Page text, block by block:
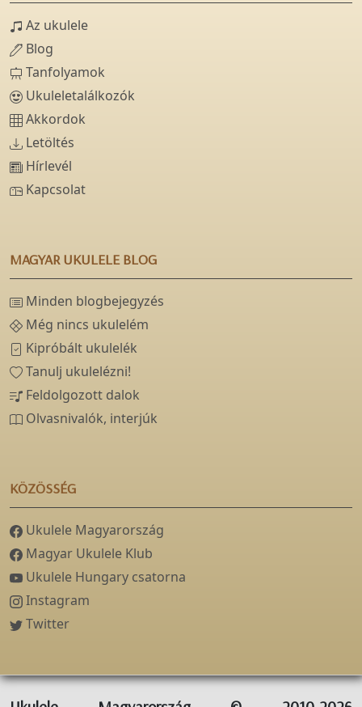
Az ukulele
Blog
Tanfolyamok
Ukuleletalálkozók
Akkordok
Letöltés
Hírlevél
Kapcsolat
MAGYAR UKULELE BLOG
Minden blogbejegyzés
Még nincs ukulelém
Kipróbált ukulelék
Tanulj ukulelézni!
Feldolgozott dalok
Olvasnivalók, interjúk
KÖZÖSSÉG
Ukulele Magyarország
Magyar Ukulele Klub
Ukulele Hungary csatorna
Instagram
Twitter